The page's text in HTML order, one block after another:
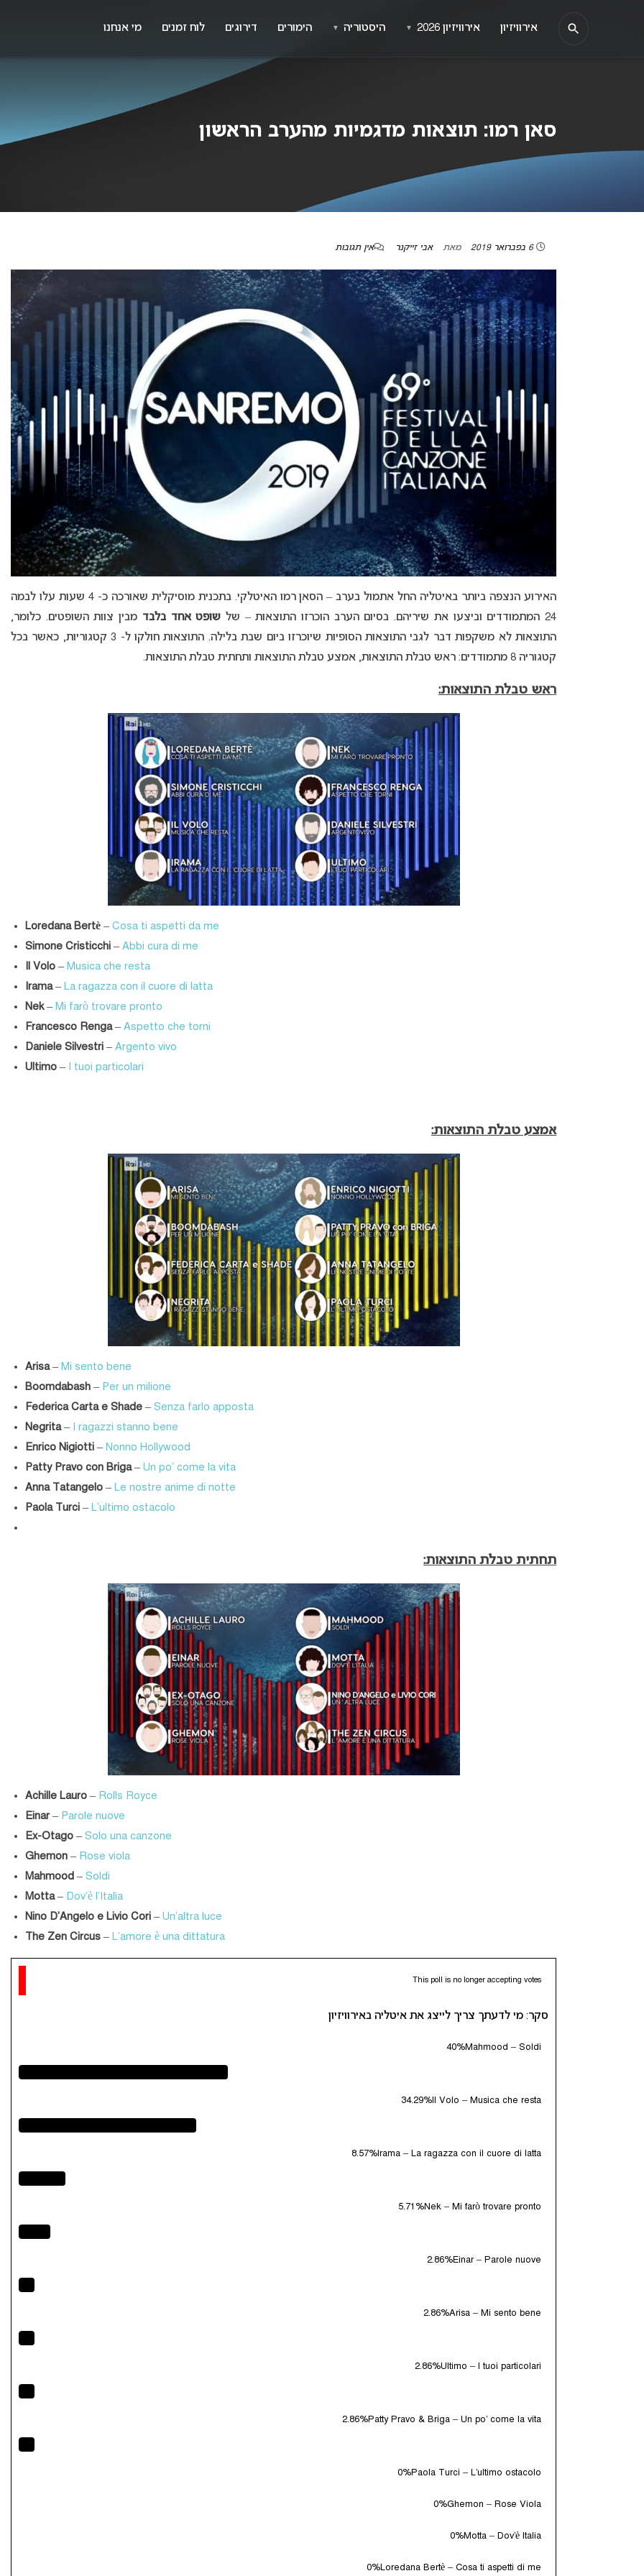
סאן רמו: תוצאות מדגמיות מהערב הראשון
6 בפברואר 2019 מאת אבי זייקנר אין תגובות
האירוע הנצפה ביותר באיטליה החל אתמול בערב – הסאן רמו האיטלקי. בתכנית מוסיקלית שאורכה כ- 4 שעות עלו לבמה
24 המתמודדים וביצעו את שיריהם. בסיום הערב הוכרזו התוצאות – של
שופט אחד בלבד מבין צוות השופטים. כלומר,
התוצאות לא משקפות דבר לגבי התוצאות הסופיות שיוכרזו ביום שבת בלילה. התוצאות חולקו ל- 3 קטגוריות, כאשר בכל
קטגוריה 8 מתמודדים: ראש טבלת התוצאות, אמצע טבלת התוצאות ותחתית טבלת התוצאות.
ראש טבלת התוצאות:
Loredana Bertè – Cosa ti aspetti da me
Simone Cristicchi – Abbi cura di me
Il Volo – Musica che resta
Irama– La ragazza con il cuore di latta
Nek– Mi farò trovare pronto
Francesco Renga– Aspetto che torni
Daniele Silvestri – Argento vivo
Ultimo – I tuoi particolari
אמצע טבלת התוצאות:
Arisa– Mi sento bene
Boomdabash – Per un milione
Federica Carta e Shade – Senza farlo apposta
Negrita– I ragazzi stanno bene
Enrico Nigiotti – Nonno Hollywood
Patty Pravo con Briga– Un po’ come la vita
Anna Tatangelo – Le nostre anime di notte
Paola Turci – L’ultimo ostacolo
תחתית טבלת התוצאות:
Achille Lauro – Rolls Royce
Einar– Parole nuove
Ex-Otago – Solo una canzone
Ghemon – Rose viola
Mahmood – Soldi
Motta– Dov’è l’Italia
Nino D’Angelo e Livio Cori – Un’altra luce
The Zen Circus – L’amore è una dittatura
This poll is no longer accepting votes
סקר: מי לדעתך צריך לייצג את איטליה באירוויזיון
Mahmood – Soldi
40%
Il Volo – Musica che resta
34.29%
Irama – La ragazza con il cuore di latta
8.57%
Nek – Mi farò trovare pronto
5.71%
Einar – Parole nuove
2.86%
Arisa – Mi sento bene
2.86%
Ultimo – I tuoi particolari
2.86%
Patty Pravo & Briga – Un po’ come la vita
2.86%
Paola Turci – L’ultimo ostacolo
0%
Ghemon – Rose Viola
0%
Motta – Dov’è Italia
0%
Loredana Bertè – Cosa ti aspetti di me
0%
אירוויזיון אירוויזיון 2026 ▼ היסטוריה ▼ הימורים דירוגים לוח זמנים מי אנחנו